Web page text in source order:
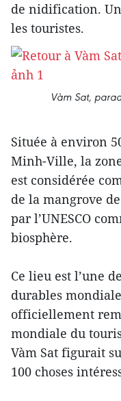
de nidification.
les touristes.
Vàm Sat,
Située à environ
Minh-Ville, la
est considérée
de la mangrove
par l’UNESCO
biosphère.
Ce lieu est l’une
durables
officiellement
mondiale du
Vàm Sat figurait
100 choses